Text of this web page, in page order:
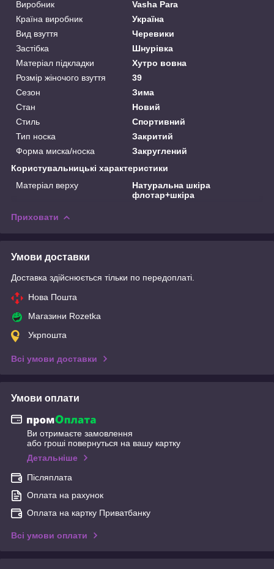
Виробник
Vasha Para
Країна виробник
Україна
Вид взуття
Черевики
Застібка
Шнурівка
Матеріал підкладки
Хутро вовна
Розмір жіночого взуття
39
Сезон
Зима
Стан
Новий
Стиль
Спортивний
Тип носка
Закритий
Форма миска/носка
Закруглений
Користувальницькі характеристики
Матеріал верху
Натуральна шкіра
флотар+шкіра
Приховати
Умови доставки
Доставка здійснюється тільки по передоплаті.
Нова Пошта
Магазини Rozetka
Укрпошта
Всі умови доставки
Умови оплати
Ви отримаєте замовлення
або гроші повернуться на вашу картку
Детальніше
Післяплата
Оплата на рахунок
Оплата на картку Приватбанку
Всі умови оплати